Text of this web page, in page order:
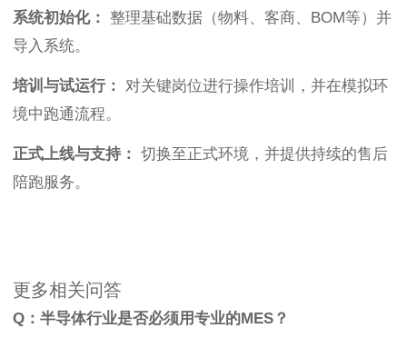
系统初始化：
整理基础数据（物料、客商、BOM等）并
导入系统。
培训与试运行：
对关键岗位进行操作培训，并在模拟环
境中跑通流程。
正式上线与支持：
切换至正式环境，并提供持续的售后
陪跑服务。
更多相关问答
Q：半导体行业是否必须用专业的MES？